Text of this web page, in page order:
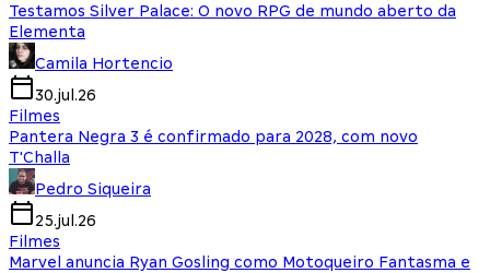
Testamos Silver Palace: O novo RPG de mundo aberto da
Elementa
Camila Hortencio
30.jul.26
Filmes
Pantera Negra 3 é confirmado para 2028, com novo
T'Challa
Pedro Siqueira
25.jul.26
Filmes
Marvel anuncia Ryan Gosling como Motoqueiro Fantasma e